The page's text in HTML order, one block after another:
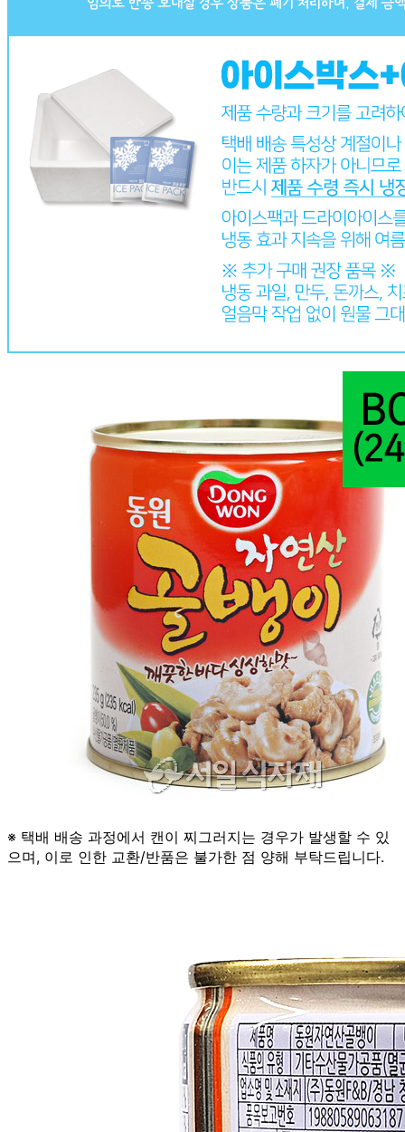
※ 택배 배송 과정에서 캔이 찌그러지는 경우가 발생할 수 있
으며, 이로 인한 교환/반품은 불가한 점 양해 부탁드립니다.